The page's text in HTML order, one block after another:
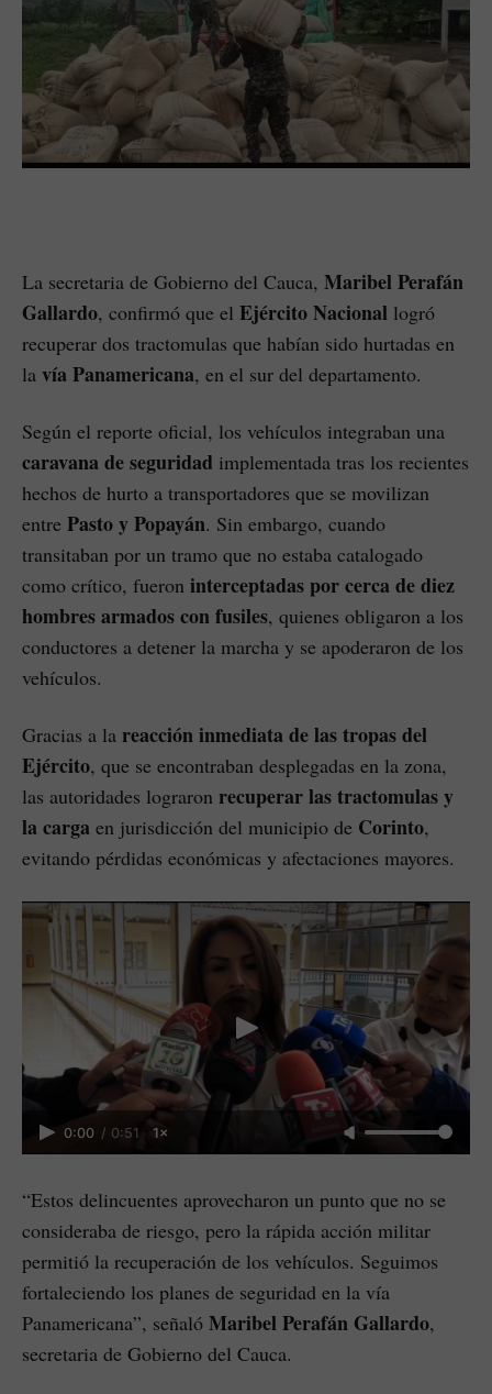
La secretaria de Gobierno del Cauca, Maribel Perafán
Gallardo, confirmó que el Ejército Nacional logró
recuperar dos tractomulas que habían sido hurtadas en
la vía Panamericana, en el sur del departamento.
Según el reporte oficial, los vehículos integraban una
caravana de seguridad implementada tras los recientes
hechos de hurto a transportadores que se movilizan
entre Pasto y Popayán. Sin embargo, cuando
transitaban por un tramo que no estaba catalogado
como crítico, fueron interceptadas por cerca de diez
hombres armados con fusiles, quienes obligaron a los
conductores a detener la marcha y se apoderaron de los
vehículos.
Gracias a la reacción inmediata de las tropas del
Ejército, que se encontraban desplegadas en la zona,
las autoridades lograron recuperar las tractomulas y
la carga en jurisdicción del municipio de Corinto,
evitando pérdidas económicas y afectaciones mayores.
0:00 / 0:51 1×
“Estos delincuentes aprovecharon un punto que no se
consideraba de riesgo, pero la rápida acción militar
permitió la recuperación de los vehículos. Seguimos
fortaleciendo los planes de seguridad en la vía
Panamericana”, señaló Maribel Perafán Gallardo,
secretaria de Gobierno del Cauca.